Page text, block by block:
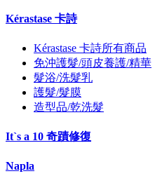
Kérastase 卡詩
Kérastase 卡詩所有商品
免沖護髮/頭皮養護/精華
髮浴/洗髮乳
護髮/髮膜
造型品/乾洗髮
It`s a 10 奇蹟修復
Napla